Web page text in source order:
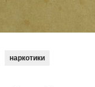
наркотики